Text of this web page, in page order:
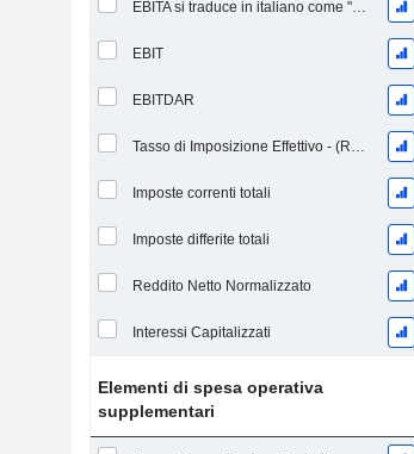
EBITA si traduce in italiano come "Risultato Prima di Interessi, Tasse e Ammortamenti".
EBIT
EBITDAR
Tasso di Imposizione Effettivo - (Rapporto)
Imposte correnti totali
Imposte differite totali
Reddito Netto Normalizzato
Interessi Capitalizzati
Elementi di spesa operativa
supplementari